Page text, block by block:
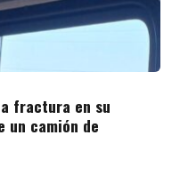
fractura en su
un camión de